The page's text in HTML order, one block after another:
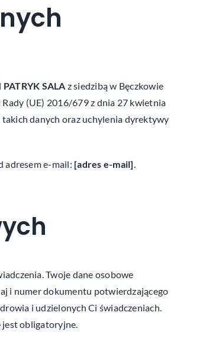
SALA z siedzibą w Bęczkowie
(UE) 2016/679 z dnia 27 kwietnia
danych oraz uchylenia dyrektywy
adresem e-mail: [adres e-mail].
Twoje dane osobowe
i numer dokumentu potwierdzającego
i udzielonych Ci świadczeniach.
jest obligatoryjne.